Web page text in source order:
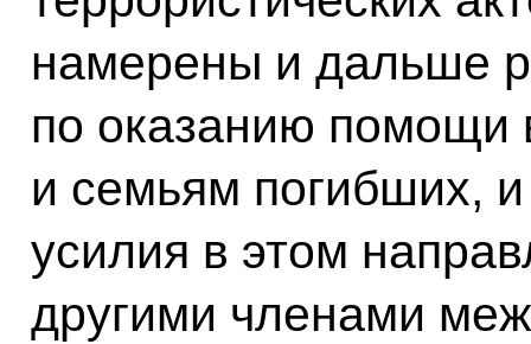
намерены и дальше
по оказанию помощи
и семьям погибших,
усилия в этом
другими членами